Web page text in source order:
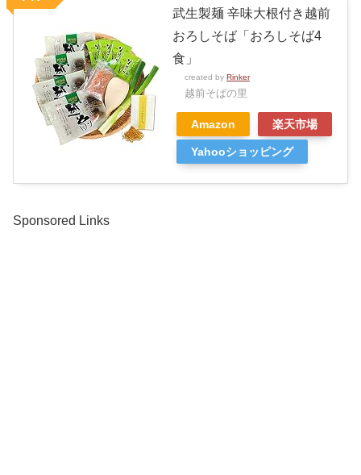
武生製麺 辛味大根付き越前
おろしそば「おろしそば4
食」
created by Rinker
越前そばの里
Amazon 楽天市場
Yahooショッピング
Sponsored Links